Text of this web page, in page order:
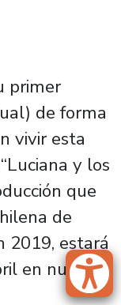
primer
de forma
vivir esta
y los
que
de
2019, estará
en nuestro